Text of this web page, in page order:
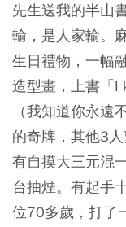
先生送我的半山
輸，是人家輸。
生日禮物，一幅
造型畫，上書「I
（我知道你永
的奇牌，其他3
有自摸大三元混
台抽煙。有起手
位70多歲，打了